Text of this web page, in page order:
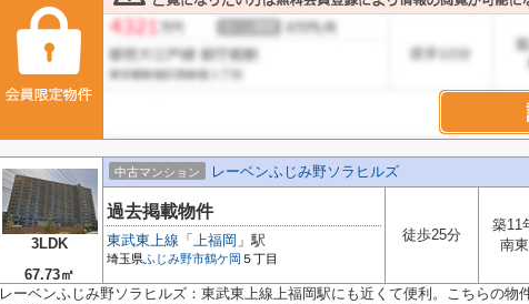
3LDK
67.73㎡
中古マンション レーベンふじみ野ソラヒルズ
過去掲載物件
東武東上線 「 上福岡 」駅
埼玉県ふじみ野市鶴ケ岡 ５丁目
徒歩25分
築11
南東
レーベンふじみ野ソラヒルズ：東武東上線上福岡駅にも近くて便利。こちらの物